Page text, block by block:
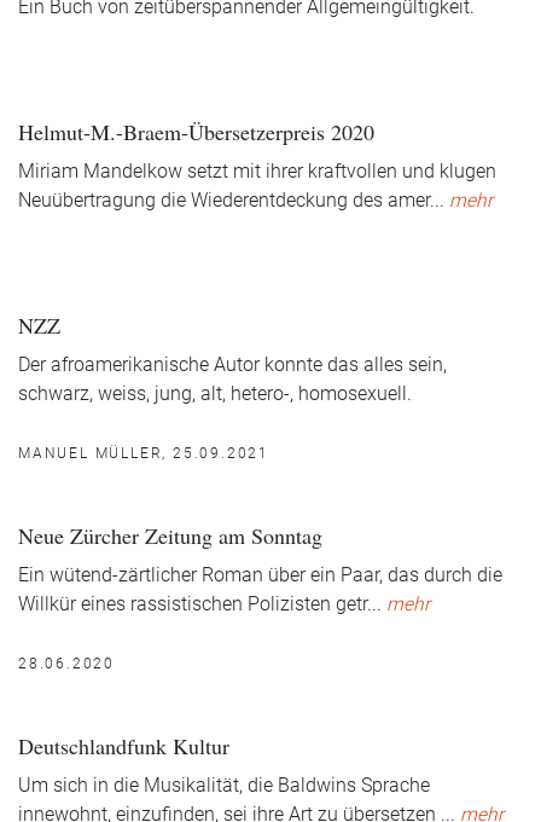
Ein Buch von zeitüberspannender Allgemeingültigkeit.
Helmut-M.-Braem-Übersetzerpreis 2020
Miriam Mandelkow setzt mit ihrer kraftvollen und klugen
Neuübertragung die Wiederentdeckung des amer... mehr
NZZ
Der afroamerikanische Autor konnte das alles sein,
schwarz, weiss, jung, alt, hetero-, homosexuell.
MANUEL MÜLLER, 25.09.2021
Neue Zürcher Zeitung am Sonntag
Ein wütend-zärtlicher Roman über ein Paar, das durch die
Willkür eines rassistischen Polizisten getr... mehr
28.06.2020
Deutschlandfunk Kultur
Um sich in die Musikalität, die Baldwins Sprache
innewohnt, einzufinden, sei ihre Art zu übersetzen ... mehr